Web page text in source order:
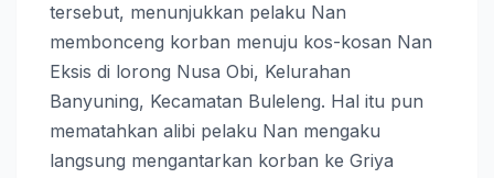
tersebut, menunjukkan pelaku Nan
membonceng korban menuju kos-kosan Nan
Eksis di lorong Nusa Obi, Kelurahan
Banyuning, Kecamatan Buleleng. Hal itu pun
mematahkan alibi pelaku Nan mengaku
langsung mengantarkan korban ke Griya